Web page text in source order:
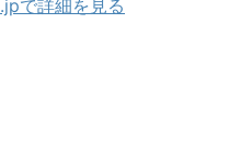
で詳細を見る